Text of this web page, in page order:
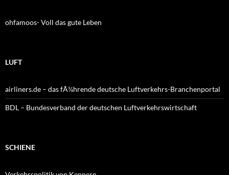
ohfamoos- Voll das gute Leben
LUFT
airliners.de – das fÃ¼hrende deutsche Luftverkehrs-Branchenportal
BDL – Bundesverband der deutschen Luftverkehrswirtschaft
SCHIENE